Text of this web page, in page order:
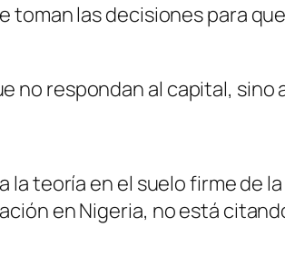
toman las decisiones para
no respondan al capital, sino
teoría en el suelo firme de
en Nigeria, no está